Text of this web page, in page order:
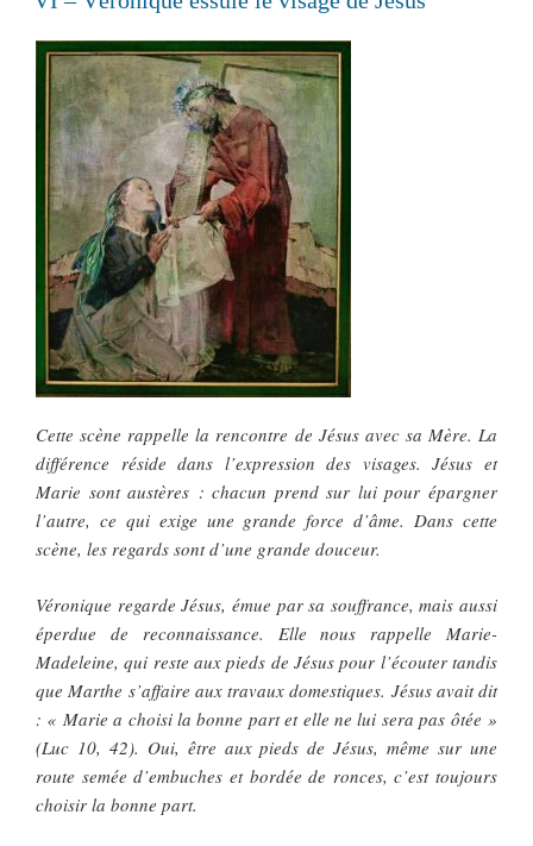
Cette scène rappelle la rencontre de Jésus avec sa Mère. La
différence réside dans l’expression des visages. Jésus et
Marie sont austères : chacun prend sur lui pour épargner
l’autre, ce qui exige une grande force d’âme. Dans cette
scène, les regards sont d’une grande douceur.
Véronique regarde Jésus, émue par sa souffrance, mais aussi
éperdue de reconnaissance. Elle nous rappelle Marie-
Madeleine, qui reste aux pieds de Jésus pour l’écouter tandis
que Marthe s’affaire aux travaux domestiques. Jésus avait dit
: « Marie a choisi la bonne part et elle ne lui sera pas ôtée »
(Luc 10, 42). Oui, être aux pieds de Jésus, même sur une
route semée d’embuches et bordée de ronces, c’est toujours
choisir la bonne part.